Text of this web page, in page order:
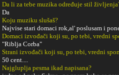
Da li za tebe muzika određuje stil
Da
Koju muziku slušaš?
Najvise stari domaci rok,al' poslusam i
Domaci izvođači koji su, po tebi, vredni
"Riblja Corba"
Strani izvođači koji su, po tebi, vredni
50 cent....
Najgluplja pesma ikad napisana?